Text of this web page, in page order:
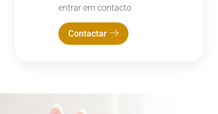
entrar em contacto
Contactar